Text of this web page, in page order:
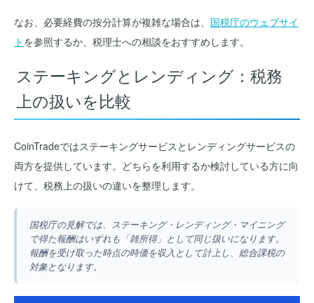
なお、必要経費の按分計算が複雑な場合は、 国税庁のウェブサイ
ト を参照するか、税理士への相談をおすすめします。
ステーキングとレンディング：税務
上の扱いを比較
CoinTradeではステーキングサービスとレンディングサービスの
両方を提供しています。どちらを利用するか検討している方に向
けて、税務上の扱いの違いを整理します。
国税庁の見解では、ステーキング・レンディング・マイニング
で得た報酬はいずれも「雑所得」として同じ扱いになります。
報酬を受け取った時点の時価を収入として計上し、総合課税の
対象となります。